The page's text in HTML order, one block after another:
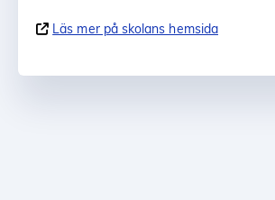
Läs mer på skolans hemsida